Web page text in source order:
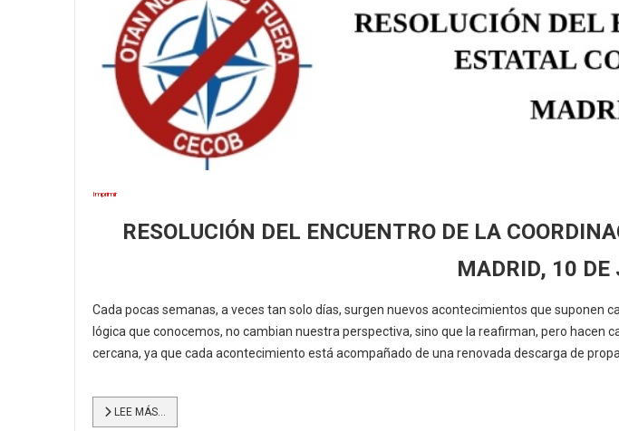
Imprimir
RESOLUCIÓN DEL ENCUENTRO DE LA
MADRID, 10 DE
Cada pocas semanas, a veces tan solo días, surgen nuevos acontecimientos que
lógica que conocemos, no cambian nuestra perspectiva, sino que la reafirman, pero
cercana, ya que cada acontecimiento está acompañado de una renovada descarga de
LEE MÁS…